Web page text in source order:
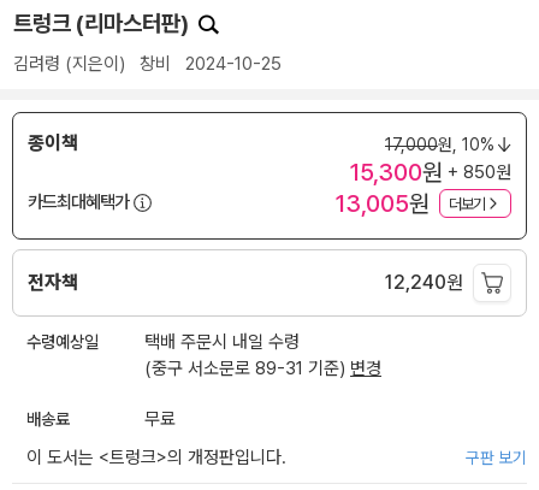
트렁크 (리마스터판)
김려령 (지은이) 창비 2024-10-25
종이책 17,000원, 10%
15,300원 + 850원
카드최대혜택가
13,005원 더보기
전자책 12,240원
수령예상일
택배 주문시 내일 수령
(중구 서소문로 89-31 기준) 변경
배송료
무료
이 도서는 <트렁크>의 개정판입니다. 구판 보기